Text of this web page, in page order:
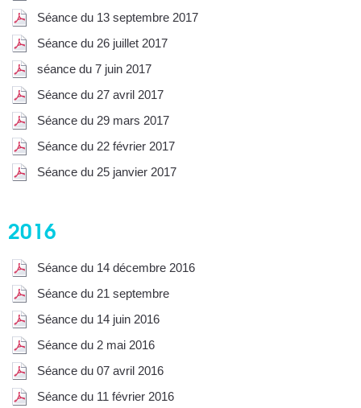
Séance du 13 septembre 2017
Séance du 26 juillet 2017
séance du 7 juin 2017
Séance du 27 avril 2017
Séance du 29 mars 2017
Séance du 22 février 2017
Séance du 25 janvier 2017
2016
Séance du 14 décembre 2016
Séance du 21 septembre
Séance du 14 juin 2016
Séance du 2 mai 2016
Séance du 07 avril 2016
Séance du 11 février 2016